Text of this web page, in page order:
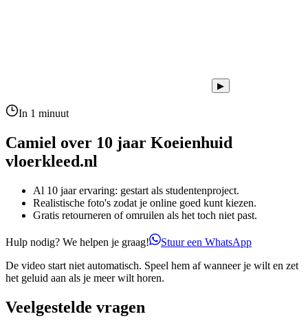
▶
In 1 minuut
Camiel over 10 jaar Koeienhuid
vloerkleed.nl
Al 10 jaar ervaring: gestart als studentenproject.
Realistische foto's zodat je online goed kunt kiezen.
Gratis retourneren of omruilen als het toch niet past.
Hulp nodig? We helpen je graag!
Stuur een WhatsApp
De video start niet automatisch. Speel hem af wanneer je wilt en zet
het geluid aan als je meer wilt horen.
Veelgestelde vragen